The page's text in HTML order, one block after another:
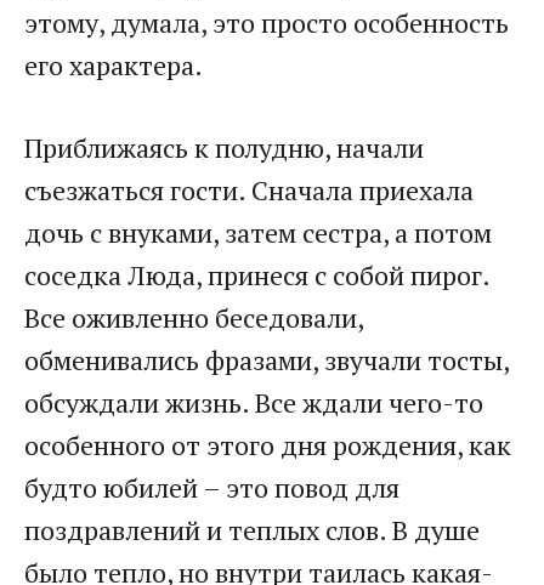
этому, думала, это просто особенность
его характера.
Приближаясь к полудню, начали
съезжаться гости. Сначала приехала
дочь с внуками, затем сестра, а потом
соседка Люда, принеся с собой пирог.
Все оживленно беседовали,
обменивались фразами, звучали тосты,
обсуждали жизнь. Все ждали чего-то
особенного от этого дня рождения, как
будто юбилей – это повод для
поздравлений и теплых слов. В душе
было тепло, но внутри таилась какая-